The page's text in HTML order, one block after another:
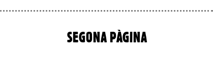
SEGONA PÀGINA